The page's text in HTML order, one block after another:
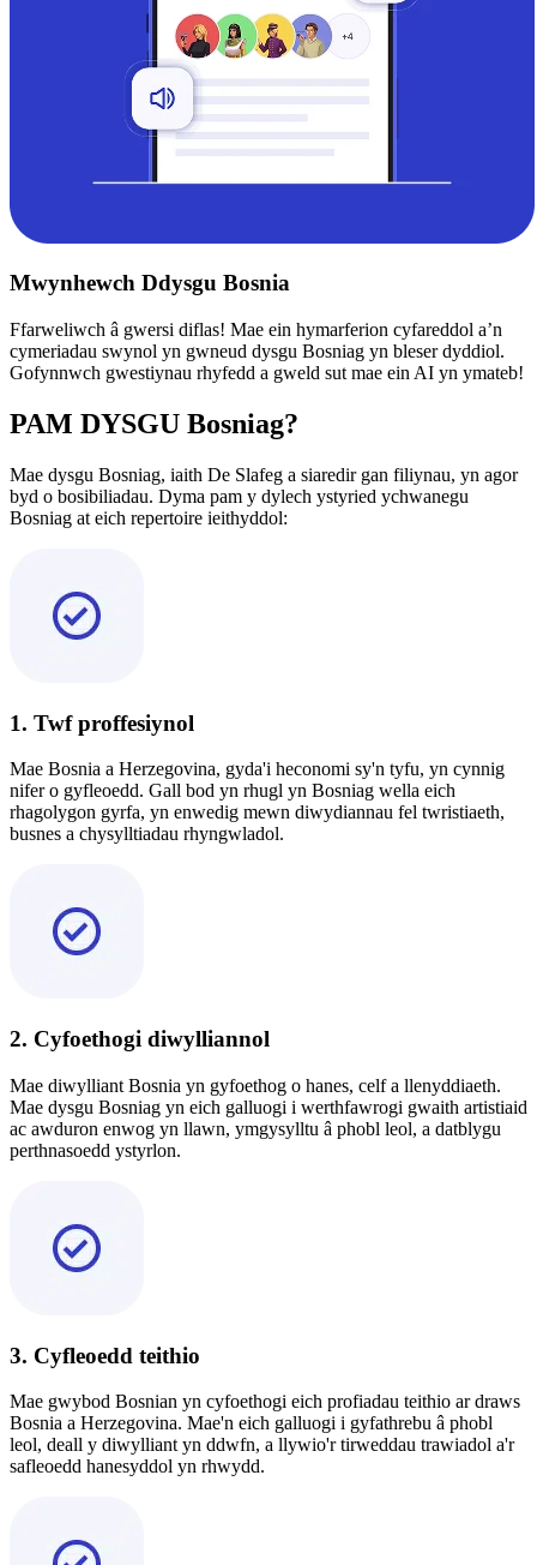
Mwynhewch Ddysgu Bosnia
Ffarweliwch â gwersi diflas! Mae ein hymarferion cyfareddol a’n
cymeriadau swynol yn gwneud dysgu Bosniag yn bleser dyddiol.
Gofynnwch gwestiynau rhyfedd a gweld sut mae ein AI yn ymateb!
PAM DYSGU Bosniag?
Mae dysgu Bosniag, iaith De Slafeg a siaredir gan filiynau, yn agor
byd o bosibiliadau. Dyma pam y dylech ystyried ychwanegu
Bosniag at eich repertoire ieithyddol:
1. Twf proffesiynol
Mae Bosnia a Herzegovina, gyda'i heconomi sy'n tyfu, yn cynnig
nifer o gyfleoedd. Gall bod yn rhugl yn Bosniag wella eich
rhagolygon gyrfa, yn enwedig mewn diwydiannau fel twristiaeth,
busnes a chysylltiadau rhyngwladol.
2. Cyfoethogi diwylliannol
Mae diwylliant Bosnia yn gyfoethog o hanes, celf a llenyddiaeth.
Mae dysgu Bosniag yn eich galluogi i werthfawrogi gwaith artistiaid
ac awduron enwog yn llawn, ymgysylltu â phobl leol, a datblygu
perthnasoedd ystyrlon.
3. Cyfleoedd teithio
Mae gwybod Bosnian yn cyfoethogi eich profiadau teithio ar draws
Bosnia a Herzegovina. Mae'n eich galluogi i gyfathrebu â phobl
leol, deall y diwylliant yn ddwfn, a llywio'r tirweddau trawiadol a'r
safleoedd hanesyddol yn rhwydd.